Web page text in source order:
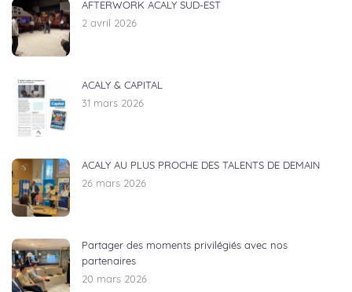
AFTERWORK ACALY SUD-EST
2 avril 2026
ACALY & CAPITAL
31 mars 2026
ACALY AU PLUS PROCHE DES TALENTS DE DEMAIN
26 mars 2026
Partager des moments privilégiés avec nos
partenaires
20 mars 2026